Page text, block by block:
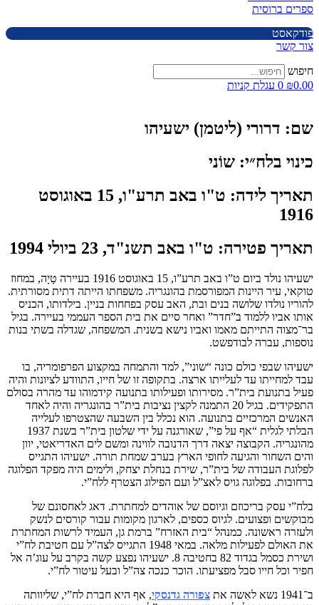
ספרים ברוסית
פודקאסט
צור קשר
חיפוש
₪0.00
0 עגלת קניות
שם: דרורי (ליטמן) ישעיהו
כינוי בלח״י: שוֹני
תאריך לידה:
ט"ו באב תרע"ו, 15 באוגוסט
1916
תאריך פטירה: ט"ו באב תשנ"ד, 23 ביולי 1994
ישעיהו נולד ביום ט”ו באב תרע”ו, 15 באוגוסט 1916 בעיירה טָיָה, במחוז
טוקאי, עיר היינות המפורסמת בהונגריה. משפחתו הייתה דתית מסורתית.
להוריו נולדו שלושה בנים ובת, האב עסק בפחחות בניין. בילדותו, הכניס
אותו אביו ללמוד ב”חדר” ואחר סיים את בית הספר העממי בעיירה. בגיל
בר־מצוה התייתם מאמו ואביו נישא בשנית. המשפחה, שגדלה בשתי בנות
נוספות, עברה לבודפשט.
ישעיהו שבפי כולם כונה “שוני”, למד והתמחה במקצוע הפרפומריה, בו
עבד למחייתו עד לעלייתו ארצה. בתקופה זו של חייו, התוודע לציונות והיה
פעיל בתנועת בית”ר. מסירותו ופעילותו בתנועה קידמוהו עד מהרה בסולם
התפקידים. בגיל 20 התמנה לקצין נציבות בית”ר בהונגריה והיה לאחד
האנשים המרכזיים בתנועה. הוא נכלל בין השבעה שהצטרפו לעלייה
הבלתי לגלית “אף על פי”, שאורגנה על ידי שלטון בית”ר בשנת 1937
מהונגריה. הקבוצה יצאה דרך הדנובה לווינה ומשם לים האדריאטי, יוון
והים השחור והגיעה לחופי הארץ בערב שמחת תורה. ישעיהו התגייס
לפלוגת העבודה של בית”ר, שירת בנחלת יצחק, ולימים היה מפקד הפלוגה
ברחובות. בפלוגה גויס לאצ”ל ועם הפילוג הצטרף ללח”י.
בלח”י עסק בריכוזם וגיוסם של אוהדים למחתרת. דאג לאחסונם של
מבוקשים ופצועים. לגיוס כספים, לארגון מקומות עבור קורסים לנשק
ולעזרה ראשונה. כמנהל “בית האזרח” ברמת גן, העמיד לרשות המחתרת
את האולם לפעילות מלאה. במאי 1948 התגייס לצה”ל עם חטיבת לח”י
ושירת כסמל בגדוד 82 בחטיבה 8. ישעיהו נפצע קשה בקרב על עוג’ה אל
חפיר וכל חייו סבל מפציעתו. הוכר כנכה צה”ל ובעל עיטור לח”י.
ב־1941 נשא לאִשה את
צפורה גדנסקי, אף היא חברת לח”י, שליוותה